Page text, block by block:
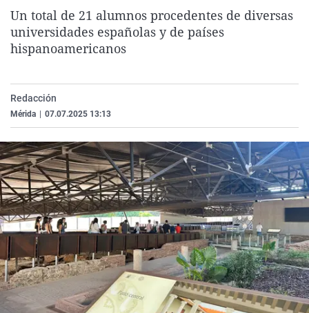
La rosa de los vientos
Gente viajera
Caso
Retornados
Operación Viuda
Extremadura
Galicia
Navarra
Virales
Televisión
Un total de 21 alumnos procedentes de diversas
universidades españolas y de países
hispanoamericanos
Redacción
Mérida 07.07.2025 13:13